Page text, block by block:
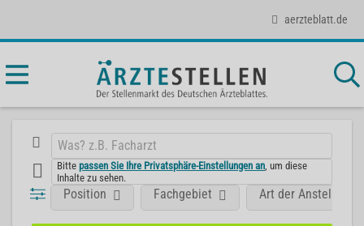
aerzteblatt.de
Bittepassen Sie Ihre Privatsphäre-Einstellungen an , um diese
Inhalte zu sehen.
Position Fachgebiet Art der Anstellung